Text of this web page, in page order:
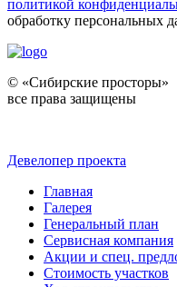
политикой
обработку персональных
© «Сибирские просторы»
все права защищены
Девелопер проекта
Главная
Галерея
Генеральный план
Сервисная компания
Акции и спец.
Стоимость участков